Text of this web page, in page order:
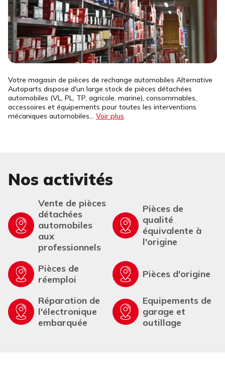
Votre magasin de pièces de rechange automobiles Alternative
Autoparts dispose d'un large stock de pièces détachées
automobiles (VL, PL, TP, agricole, marine), consommables,
accessoires et équipements pour toutes les interventions
mécaniques automobiles... Voir plus
Nos activités
Vente de pièces
détachées
automobiles
aux
professionnels
Pièces de
qualité
équivalente à
l'origine
Pièces de
réemploi
Pièces d'origine
Réparation de
l'électronique
embarquée
Equipements de
garage et
outillage